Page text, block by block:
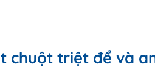
chuột triệt để và